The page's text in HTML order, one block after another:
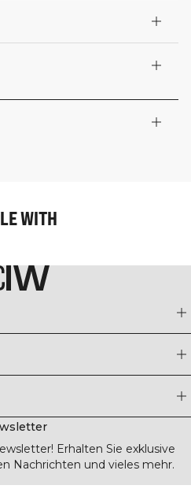
WITH
Erhalten Sie exklusive
Nachrichten und vieles mehr.